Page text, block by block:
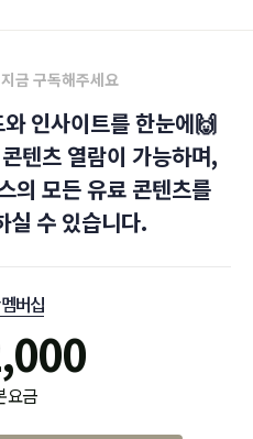
금 구독해주세요
인사이트를 한눈에🙌
텐츠 열람이 가능하며,
의 모든 유료 콘텐츠를
실 수 있습니다.
버십
요금